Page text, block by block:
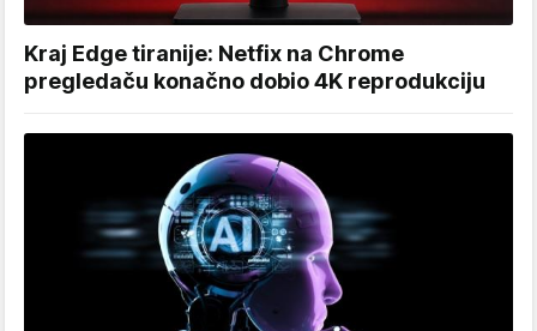
Kraj Edge tiranije: Netfix na Chrome
pregledaču konačno dobio 4K reprodukciju